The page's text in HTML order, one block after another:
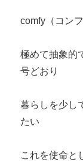
comfy（コン
極めて抽象的
号どおり
暮らしを少し
たい
これを使命と